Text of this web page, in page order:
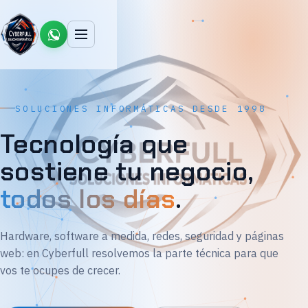
SOLUCIONES INFORMÁTICAS DESDE 1998
Tecnología que
sostiene tu negocio,
todos los días.
Hardware, software a medida, redes, seguridad y páginas
web: en Cyberfull resolvemos la parte técnica para que
vos te ocupes de crecer.